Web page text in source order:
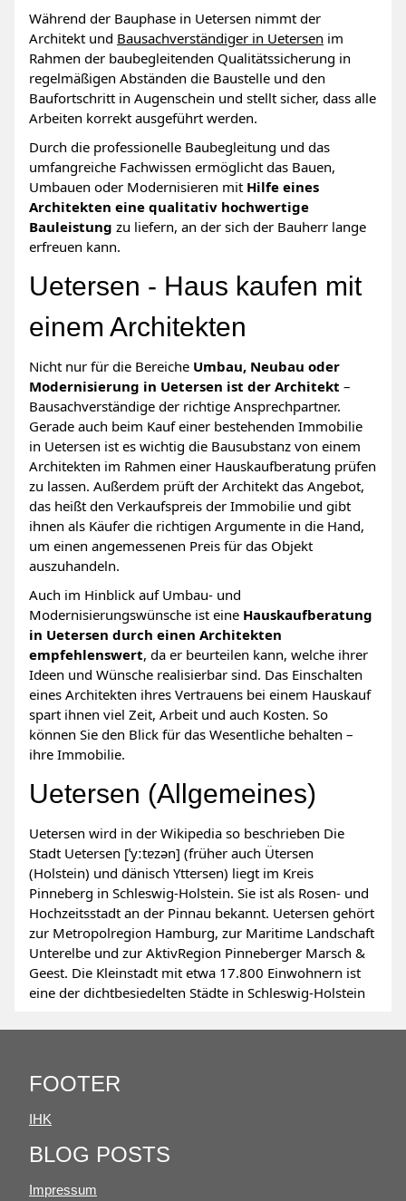
Während der Bauphase in Uetersen nimmt der
Architekt und Bausachverständiger in Uetersen im
Rahmen der baubegleitenden Qualitätssicherung in
regelmäßigen Abständen die Baustelle und den
Baufortschritt in Augenschein und stellt sicher, dass alle
Arbeiten korrekt ausgeführt werden.
Durch die professionelle Baubegleitung und das
umfangreiche Fachwissen ermöglicht das Bauen,
Umbauen oder Modernisieren mit Hilfe eines
Architekten eine qualitativ hochwertige
Bauleistung zu liefern, an der sich der Bauherr lange
erfreuen kann.
Uetersen - Haus kaufen mit
einem Architekten
Nicht nur für die Bereiche Umbau, Neubau oder
Modernisierung in Uetersen ist der Architekt –
Bausachverständige der richtige Ansprechpartner.
Gerade auch beim Kauf einer bestehenden Immobilie
in Uetersen ist es wichtig die Bausubstanz von einem
Architekten im Rahmen einer Hauskaufberatung prüfen
zu lassen. Außerdem prüft der Architekt das Angebot,
das heißt den Verkaufspreis der Immobilie und gibt
ihnen als Käufer die richtigen Argumente in die Hand,
um einen angemessenen Preis für das Objekt
auszuhandeln.
Auch im Hinblick auf Umbau- und
Modernisierungswünsche ist eine Hauskaufberatung
in Uetersen durch einen Architekten
empfehlenswert, da er beurteilen kann, welche ihrer
Ideen und Wünsche realisierbar sind. Das Einschalten
eines Architekten ihres Vertrauens bei einem Hauskauf
spart ihnen viel Zeit, Arbeit und auch Kosten. So
können Sie den Blick für das Wesentliche behalten –
ihre Immobilie.
Uetersen (Allgemeines)
Uetersen wird in der Wikipedia so beschrieben Die
Stadt Uetersen [ˈyːtɐzən] (früher auch Ütersen
(Holstein) und dänisch Yttersen) liegt im Kreis
Pinneberg in Schleswig-Holstein. Sie ist als Rosen- und
Hochzeitsstadt an der Pinnau bekannt. Uetersen gehört
zur Metropolregion Hamburg, zur Maritime Landschaft
Unterelbe und zur AktivRegion Pinneberger Marsch &
Geest. Die Kleinstadt mit etwa 17.800 Einwohnern ist
eine der dichtbesiedelten Städte in Schleswig-Holstein
FOOTER
IHK
BLOG POSTS
Impressum